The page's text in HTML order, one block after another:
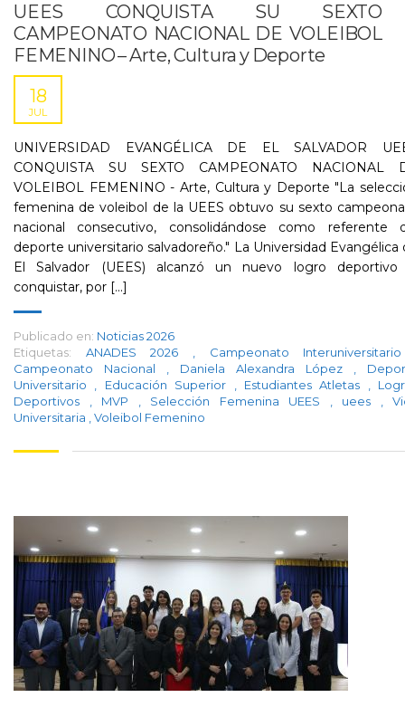
UEES CONQUISTA SU SEXTO
CAMPEONATO NACIONAL DE VOLEIBOL
FEMENINO – Arte, Cultura y Deporte
18
JUL
UNIVERSIDAD EVANGÉLICA DE EL SALVADOR
CONQUISTA SU SEXTO CAMPEONATO NACIONAL
VOLEIBOL FEMENINO - Arte, Cultura y Deporte "La
femenina de voleibol de la UEES obtuvo su sexto
nacional consecutivo, consolidándose como referente
deporte universitario salvadoreño." La Universidad Evangélica
El Salvador (UEES) alcanzó un nuevo logro deportivo
conquistar, por [...]
Publicado en: Noticias 2026
Etiquetas:
ANADES 2026
Campeonato
Campeonato Nacional
Daniela Alexandra López
Universitario
Educación Superior Estudiantes Atletas
Deportivos
MVP Selección Femenina UEES uees
Universitaria
Voleibol Femenino